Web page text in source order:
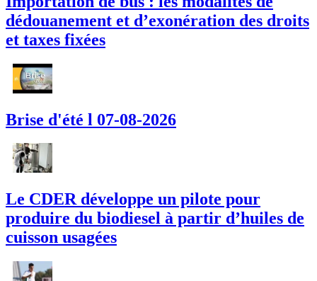
dédouanement et d’exonération des droits
et taxes fixées
Brise d'été l 07-08-2026
Le CDER développe un pilote pour
produire du biodiesel à partir d’huiles de
cuisson usagées